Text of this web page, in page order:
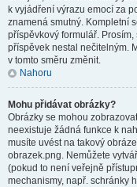
k vyjádření výrazu emocí za
znamená smutný. Kompletní
příspěvkový formulář.
příspěvek nestal nečitelným.
v tomto směru změnit.
Nahoru
Mohu přidávat obrázky?
Obrázky se mohou
neexistuje žádná funkce k
musíte uvést na takový
obrazek.png. Nemůžete
(pokud to není veřejně
mechanismy, např. schránky